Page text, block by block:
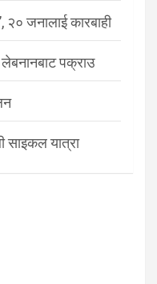
२० जनालाई कारबाही
पक्राउ
साइकल यात्रा